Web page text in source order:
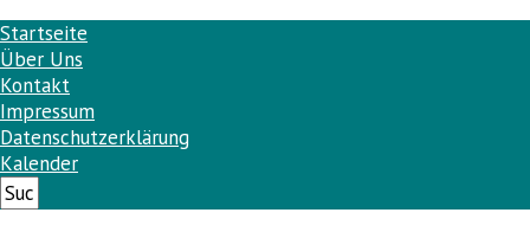
Startseite
Über Uns
Kontakt
Impressum
Datenschutzerklärung
Kalender